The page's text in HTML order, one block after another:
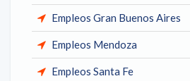
Empleos Gran Buenos Aires
Empleos Mendoza
Empleos Santa Fe